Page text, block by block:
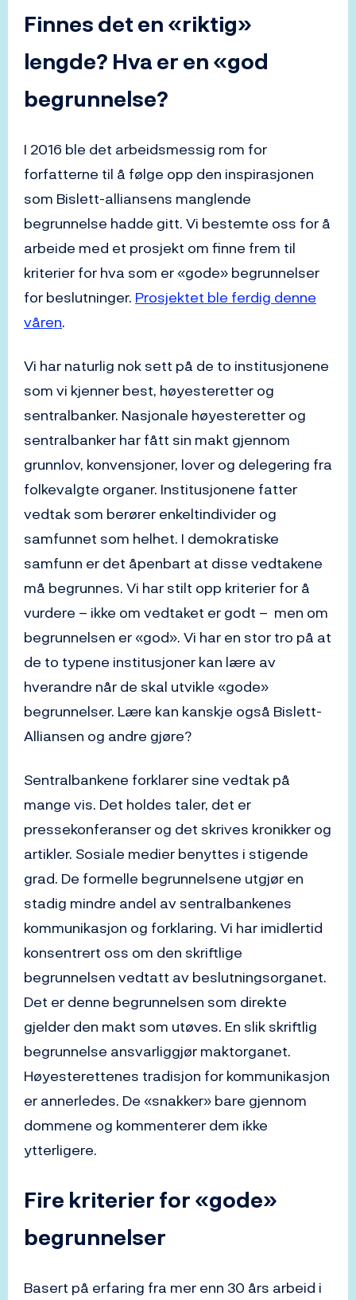
Finnes det en «riktig»
lengde? Hva er en «god
begrunnelse?
I 2016 ble det arbeidsmessig rom for
forfatterne til å følge opp den inspirasjonen
som Bislett-alliansens manglende
begrunnelse hadde gitt. Vi bestemte oss for å
arbeide med et prosjekt om finne frem til
kriterier for hva som er «gode» begrunnelser
for beslutninger. Prosjektet ble ferdig denne
våren.
Vi har naturlig nok sett på de to institusjonene
som vi kjenner best, høyesteretter og
sentralbanker. Nasjonale høyesteretter og
sentralbanker har fått sin makt gjennom
grunnlov, konvensjoner, lover og delegering fra
folkevalgte organer. Institusjonene fatter
vedtak som berører enkeltindivider og
samfunnet som helhet. I demokratiske
samfunn er det åpenbart at disse vedtakene
må begrunnes. Vi har stilt opp kriterier for å
vurdere – ikke om vedtaket er godt – men om
begrunnelsen er «god». Vi har en stor tro på at
de to typene institusjoner kan lære av
hverandre når de skal utvikle «gode»
begrunnelser. Lære kan kanskje også Bislett-
Alliansen og andre gjøre?
Sentralbankene forklarer sine vedtak på
mange vis. Det holdes taler, det er
pressekonferanser og det skrives kronikker og
artikler. Sosiale medier benyttes i stigende
grad. De formelle begrunnelsene utgjør en
stadig mindre andel av sentralbankenes
kommunikasjon og forklaring. Vi har imidlertid
konsentrert oss om den skriftlige
begrunnelsen vedtatt av beslutningsorganet.
Det er denne begrunnelsen som direkte
gjelder den makt som utøves. En slik skriftlig
begrunnelse ansvarliggjør maktorganet.
Høyesterettenes tradisjon for kommunikasjon
er annerledes. De «snakker» bare gjennom
dommene og kommenterer dem ikke
ytterligere.
Fire kriterier for «gode»
begrunnelser
Basert på erfaring fra mer enn 30 års arbeid i